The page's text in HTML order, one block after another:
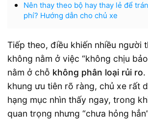
Nên thay theo bộ hay thay lẻ để
phí? Hướng dẫn cho chủ xe
Tiếp theo, điều khiến nhiều người
không nằm ở việc “không chịu
nằm ở chỗ không phân loại rủi ro.
khung ưu tiên rõ ràng, chủ xe rất
hạng mục nhìn thấy ngay, trong
quan trọng nhưng “chưa hỏng